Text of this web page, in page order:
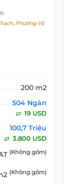
Phường Võ
200 m2
504 Ngàn
19 USD
100,7 Triệu
3.800 USD
(Không gồm)
(Không gồm)